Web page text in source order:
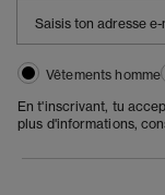
Vêtements homme
En t'inscrivant, tu
plus d'informations,